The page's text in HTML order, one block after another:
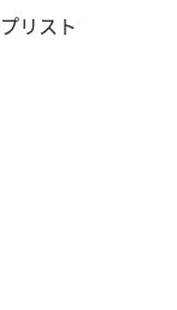
リスト